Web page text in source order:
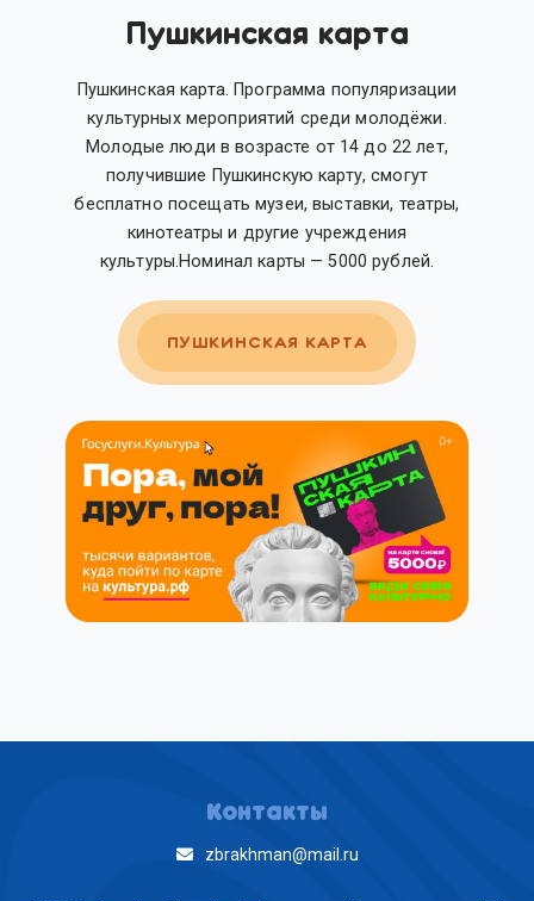
Пушкинская карта
Пушкинская карта. Программа популяризации
культурных мероприятий среди молодёжи.
Молодые люди в возрасте от 14 до 22 лет,
получившие Пушкинскую карту, смогут
бесплатно посещать музеи, выставки, театры,
кинотеатры и другие учреждения
культуры.Номинал карты — 5000 рублей.
ПУШКИНСКАЯ КАРТА
Контакты
zbrakhman@mail.ru